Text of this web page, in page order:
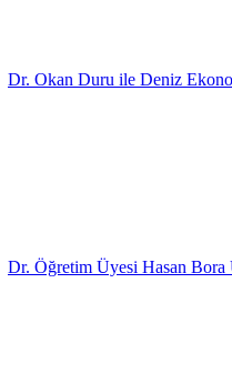
Dr. Okan Duru ile Deniz
Dr. Öğretim Üyesi Hasan